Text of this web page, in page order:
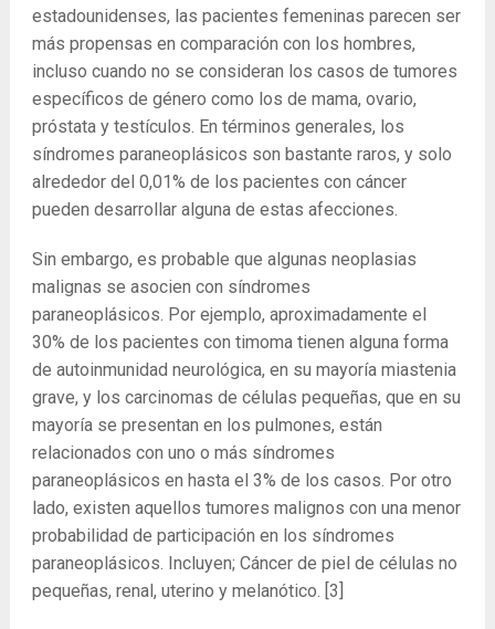
estadounidenses, las pacientes femeninas parecen ser
más propensas en comparación con los hombres,
incluso cuando no se consideran los casos de tumores
específicos de género como los de mama, ovario,
próstata y testículos. En términos generales, los
síndromes paraneoplásicos son bastante raros, y solo
alrededor del 0,01% de los pacientes con cáncer
pueden desarrollar alguna de estas afecciones.
Sin embargo, es probable que algunas neoplasias
malignas se asocien con síndromes
paraneoplásicos. Por ejemplo, aproximadamente el
30% de los pacientes con timoma tienen alguna forma
de autoinmunidad neurológica, en su mayoría miastenia
grave, y los carcinomas de células pequeñas, que en su
mayoría se presentan en los pulmones, están
relacionados con uno o más síndromes
paraneoplásicos en hasta el 3% de los casos. Por otro
lado, existen aquellos tumores malignos con una menor
probabilidad de participación en los síndromes
paraneoplásicos. Incluyen; Cáncer de piel de células no
pequeñas, renal, uterino y melanótico. [3]